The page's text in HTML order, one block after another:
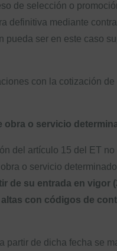
de selección o
definitiva mediante
pueda ser en este caso
con la cotización de
obra o servicio
del artículo 15 del ET
o servicio
de su entrada en vigor
con códigos de
partir de dicha fecha se